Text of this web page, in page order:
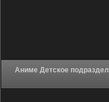
Аниме Детское подразделение: Рассвет правды (2007) в хорошем